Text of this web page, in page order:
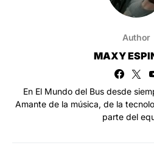
Author
MAXY
En El Mundo del Bus desde
Amante de la música, de la
parte del